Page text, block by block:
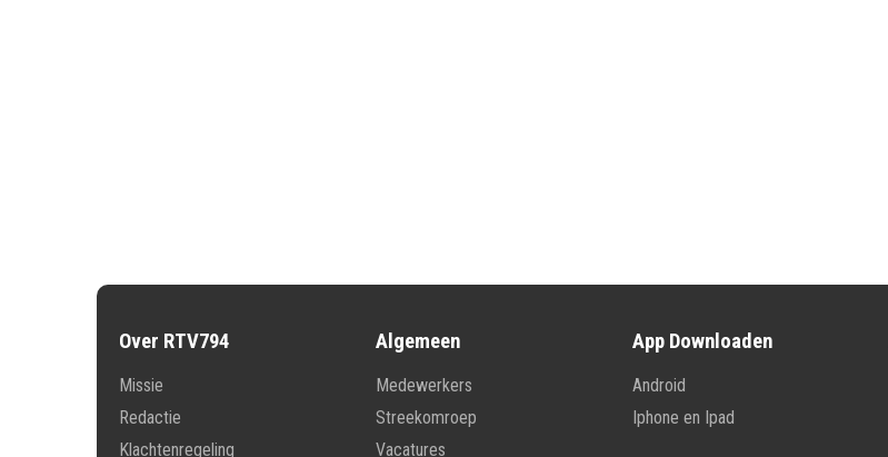
Over RTV794
Missie
Redactie
Klachtenregeling
Algemeen
Medewerkers
Streekomroep
Vacatures
App Downloaden
Android
Iphone en Ipad